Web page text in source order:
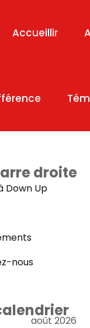
Accueillir
droite
Down Up
nous
août 2026